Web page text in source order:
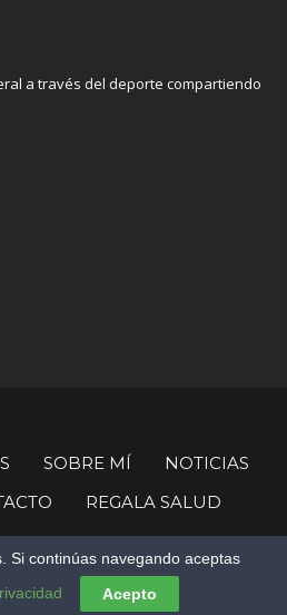
a través del deporte compartiendo
SOBRE MÍ
NOTICIAS
REGALA SALUD
Imanol Loizaga.
Si continúas navegando aceptas
Acepto